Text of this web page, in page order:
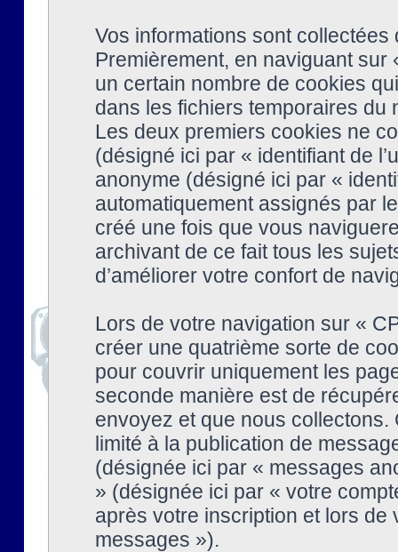
Vos informations sont
Premièrement, en naviguant
un certain nombre de cookies
dans les fichiers temporaires du
Les deux premiers cookies ne
(désigné ici par « identifiant de
anonyme (désigné ici par «
automatiquement assignés par
créé une fois que vous
archivant de ce fait tous les
d’améliorer votre confort de
Lors de votre navigation sur «
créer une quatrième sorte de
pour couvrir uniquement les
seconde manière est de
envoyez et que nous collectons.
limité à la publication de
(désignée ici par « messages
» (désignée ici par « votre
après votre inscription et lors
messages »).